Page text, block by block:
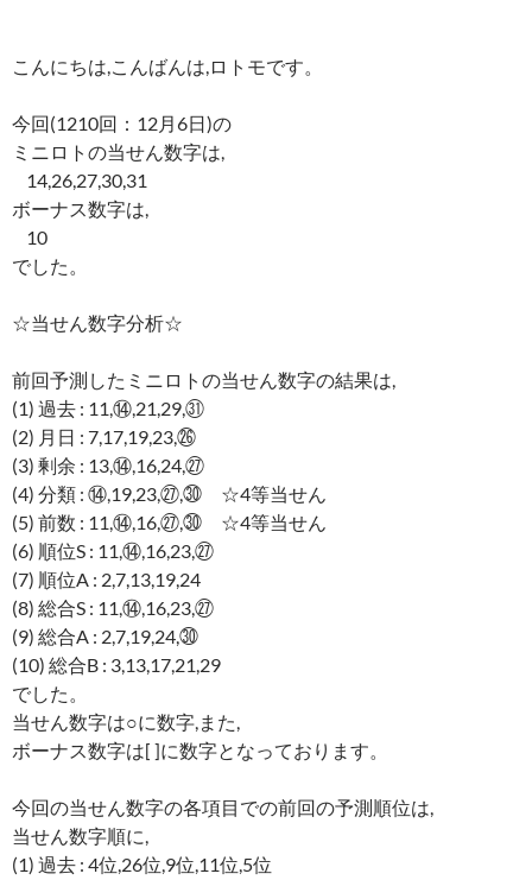
こんにちは,こんばんは,ロトモです。
今回(1210回：12月6日)の
ミニロトの当せん数字は,
14,26,27,30,31
ボーナス数字は,
10
でした。
☆当せん数字分析☆
前回予測したミニロトの当せん数字の結果は,
(1) 過去 : 11,⑭,21,29,㉛
(2) 月日 : 7,17,19,23,㉖
(3) 剰余 : 13,⑭,16,24,㉗
(4) 分類 : ⑭,19,23,㉗,㉚ ☆4等当せん
(5) 前数 : 11,⑭,16,㉗,㉚ ☆4等当せん
(6) 順位S : 11,⑭,16,23,㉗
(7) 順位A : 2,7,13,19,24
(8) 総合S : 11,⑭,16,23,㉗
(9) 総合A : 2,7,19,24,㉚
(10) 総合B : 3,13,17,21,29
でした。
当せん数字は○に数字,また,
ボーナス数字は[ ]に数字となっております。
今回の当せん数字の各項目での前回の予測順位は,
当せん数字順に,
(1) 過去 : 4位,26位,9位,11位,5位